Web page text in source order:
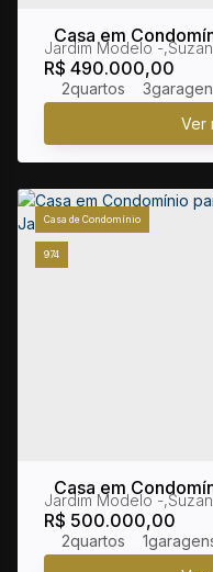
Casa em
SP no
R$ 490.000,00
Jardim Modelo ,
2 3
974
Casa de Condomínio
Casa em
SP no
R$ 500.000,00
Jardim Modelo ,
2 1